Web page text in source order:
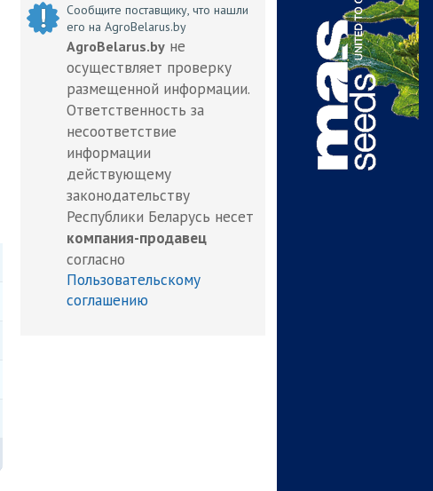
Сообщите поставщику, что нашли
его на AgroBelarus.by
AgroBelarus.by не
осуществляет проверку
размещенной информации.
Ответственность за
несоответствие
информации
действующему
законодательству
Республики Беларусь несет
компания-продавец
согласно
Пользовательскому
соглашению